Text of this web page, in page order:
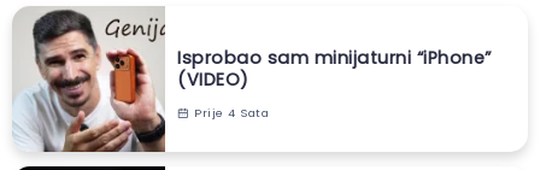
Isprobao sam minijaturni “iPhone”
(VIDEO)
Prije 4 Sata